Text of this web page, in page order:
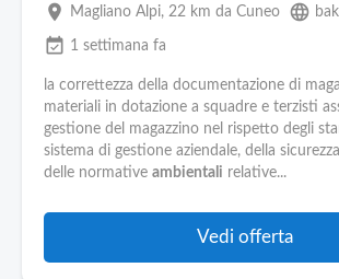
place Magliano Alpi, 22 km da Cuneo language
event_available 1 settimana fa
la correttezza della documentazione di
materiali in dotazione a squadre e terzisti
gestione del magazzino nel rispetto degli
sistema di gestione aziendale, della
delle normative ambientali relative...
Vedi offerta